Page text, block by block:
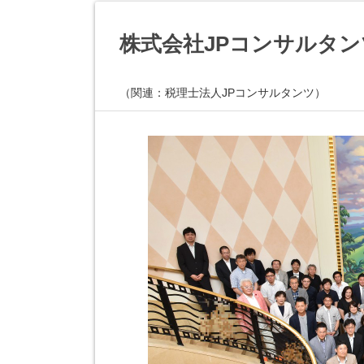
株式会社JPコンサルタ
（関連：税理士法人JPコンサルタンツ）